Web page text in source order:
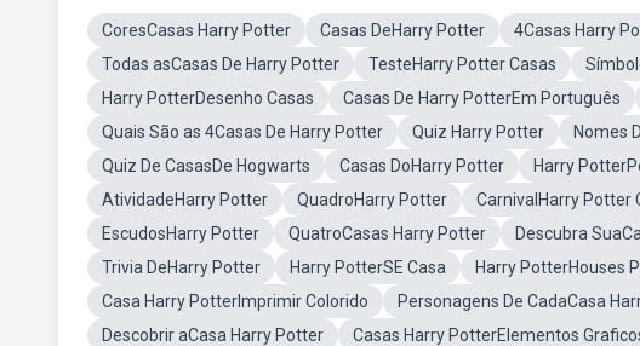
CoresCasas Harry Potter Casas DeHarry Potter 4Casas Harry
Todas asCasas De Harry Potter
TesteHarry Potter Casas
Harry PotterDesenho Casas
Casas De Harry PotterEm Português
Quais São as 4Casas De Harry Potter
Quiz Harry Potter Nomes
Quiz De CasasDe Hogwarts
Casas DoHarry Potter Harry
AtividadeHarry Potter
QuadroHarry Potter CarnivalHarry Potter
EscudosHarry Potter
QuatroCasas Harry Potter Descubra
Trivia DeHarry Potter
Harry PotterSE Casa Harry PotterHouses
Casa Harry PotterImprimir Colorido
Personagens De CadaCasa
Descobrir aCasa Harry Potter
Casas Harry PotterElementos